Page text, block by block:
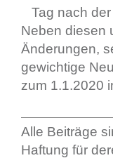
Tag nach
Neben diesen
Änderungen,
gewichtige
zum 1.1.2020
Alle Beiträge
Haftung für